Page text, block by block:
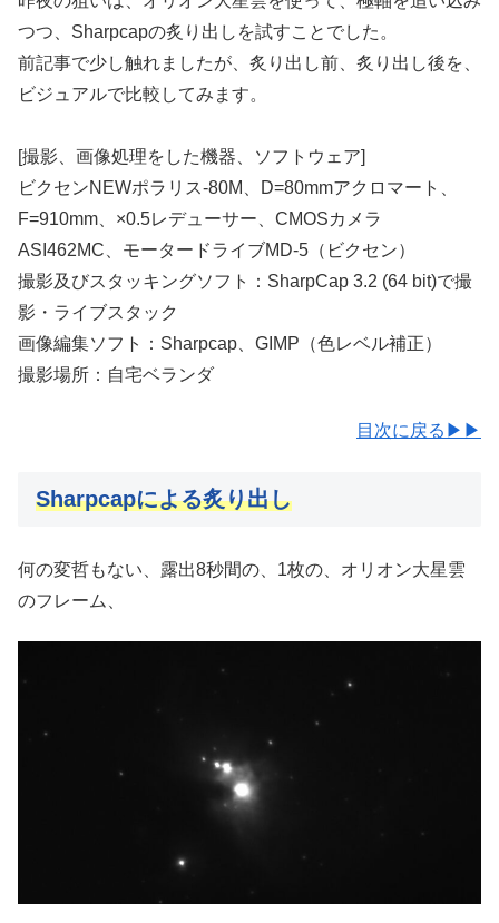
つつ、Sharpcapの炙り出しを試すことでした。
前記事で少し触れましたが、炙り出し前、炙り出し後を、
ビジュアルで比較してみます。
[撮影、画像処理をした機器、ソフトウェア]
ビクセンNEWポラリス-80M、D=80mmアクロマート、
F=910mm、×0.5レデューサー、CMOSカメラ
ASI462MC、モータードライブMD-5（ビクセン）
撮影及びスタッキングソフト：SharpCap 3.2 (64 bit)で撮
影・ライブスタック
画像編集ソフト：Sharpcap、GIMP（色レベル補正）
撮影場所：自宅ベランダ
目次に戻る▶▶
Sharpcapによる炙り出し
何の変哲もない、露出8秒間の、1枚の、オリオン大星雲
のフレーム、